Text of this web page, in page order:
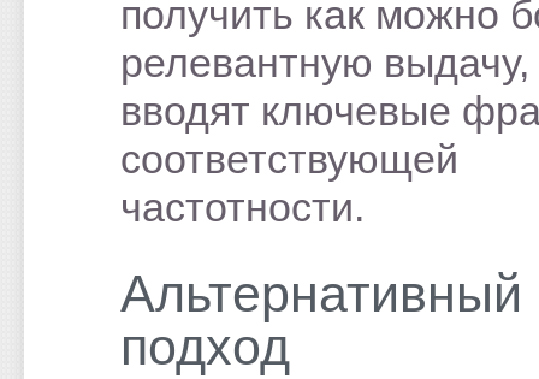
получить как можно
релевантную выдачу,
вводят ключевые
соответствующей
частотности.
Альтернативный
подход